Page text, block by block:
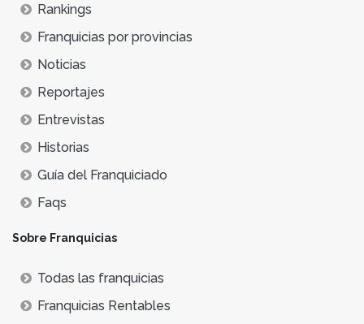
Rankings
Franquicias por provincias
Noticias
Reportajes
Entrevistas
Historias
Guía del Franquiciado
Faqs
Sobre Franquicias
Todas las franquicias
Franquicias Rentables